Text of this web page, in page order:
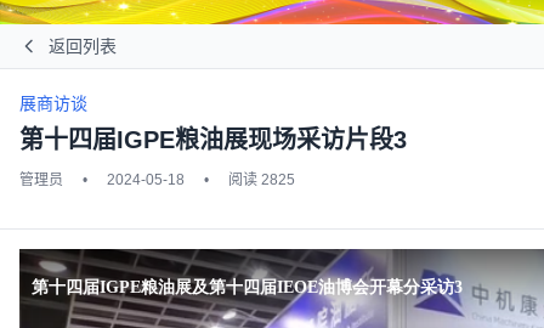
返回列表
展商访谈
第十四届IGPE粮油展现场采访片段3
管理员 • 2024-05-18 • 阅读 2825